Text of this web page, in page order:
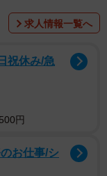
求人情報一覧へ
祝休み/急
円
お仕事/シ